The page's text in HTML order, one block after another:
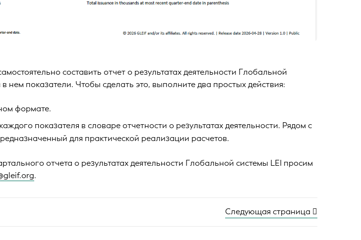
составить отчет о результатах деятельности Глобальной
нем показатели. Чтобы сделать это, выполните два простых действия:
формате.
показателя в словаре отчетности о результатах деятельности. Рядом с
для практической реализации расчетов.
отчета о результатах деятельности Глобальной системы LEI просим
.
Следующая страница